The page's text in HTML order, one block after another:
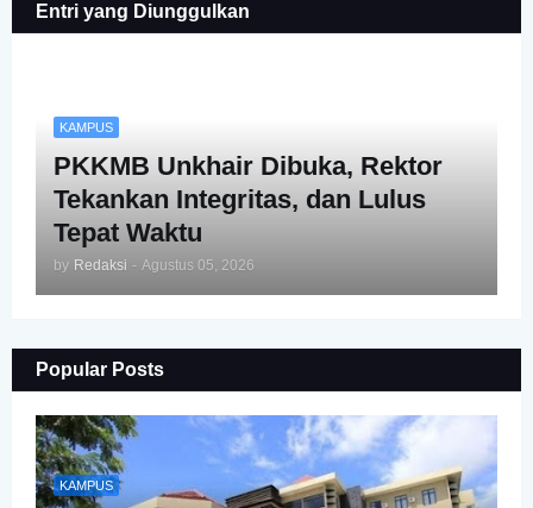
Entri yang Diunggulkan
KAMPUS
PKKMB Unkhair Dibuka, Rektor
Tekankan Integritas, dan Lulus
Tepat Waktu
by Redaksi - Agustus 05, 2026
Popular Posts
KAMPUS